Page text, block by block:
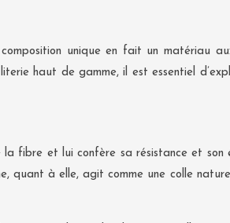
unique en fait un matériau
haut de gamme, il est essentiel
fibre et lui confère sa résistance et son
quant à elle, agit comme une colle